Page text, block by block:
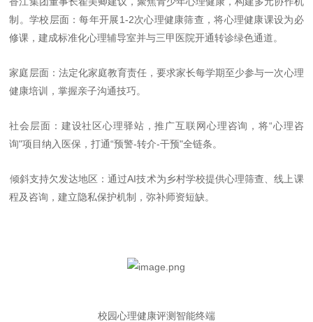
制。学校层面：每年开展1-2次心理健康筛查，将心理健康课设为必
修课，建成标准化心理辅导室并与三甲医院开通转诊绿色通道。
家庭层面：法定化家庭教育责任，要求家长每学期至少参与一次心理
健康培训，掌握亲子沟通技巧。
社会层面：建设社区心理驿站，推广互联网心理咨询，将“心理咨
询"项目纳入医保，打通“预警-转介-干预"全链条。
倾斜支持欠发达地区 ：通过AI技术为乡村学校提供心理筛查、线上课
程及咨询，建立隐私保护机制，弥补师资短缺。
校园心理健康评测智能终端